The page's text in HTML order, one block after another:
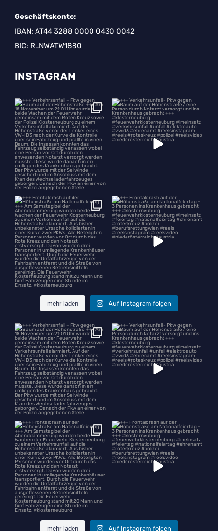
Geschäftskonto:
IBAN: AT44 3288 0000 0430 0042
BIC: RLNWATW1880
INSTAGRAM
+++ Verkehrsunfall – Pkw gegen
Baum auf der ...
+++ Verkehrsunfall - Pkw gegen
Baum auf der
+++ Frontalcrash auf der
Höhenstraße am...
+++ Frontalcrash auf der
Höhenstraße am...
mehr laden Auf Instagram folgen
+++ Verkehrsunfall – Pkw gegen
Baum auf der ...
+++ Verkehrsunfall - Pkw gegen
Baum auf der
+++ Frontalcrash auf der
Höhenstraße am...
+++ Frontalcrash auf der
Höhenstraße am...
mehr laden Auf Instagram folgen